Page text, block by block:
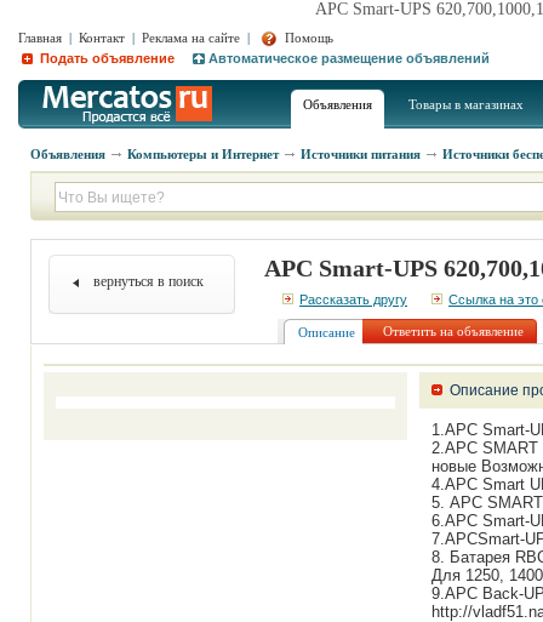
APC Smart-UPS
Главная | Контакт | Реклама на сайте |
Помощь
Подать объявление
Автоматическое размещение объявлений
Объявления Товары в магазинах
Объявления Компьютеры и Интернет Источники питания Источники
вернуться в поиск APC Smart-UPS
Рассказать другу Ссылка на это
Описание Ответить на объявление
Описание
1.APC Smart-
2.APC SMART
новые
4.APC Smart
5. APC
6.APC Smart-
7.APCSmart-
8. Батарея
Для 1250,
9.APC Back-
http://